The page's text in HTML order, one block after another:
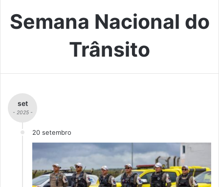
Semana Nacional do
Trânsito
set
- 2025 -
20 setembro